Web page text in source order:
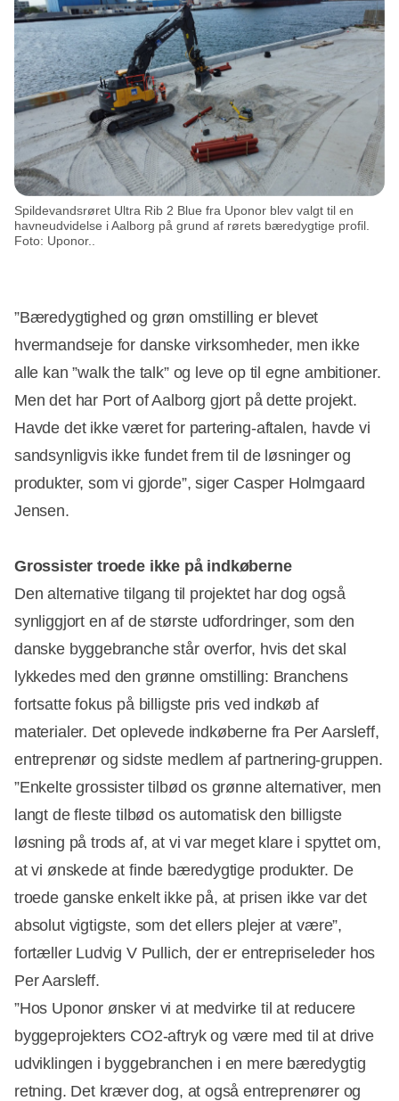
Spildevandsrøret Ultra Rib 2 Blue fra Uponor blev valgt til en
havneudvidelse i Aalborg på grund af rørets bæredygtige profil.
Foto: Uponor..
”Bæredygtighed og grøn omstilling er blevet
hvermandseje for danske virksomheder, men ikke
alle kan ”walk the talk” og leve op til egne ambitioner.
Men det har Port of Aalborg gjort på dette projekt.
Havde det ikke været for partering-aftalen, havde vi
sandsynligvis ikke fundet frem til de løsninger og
produkter, som vi gjorde”, siger Casper Holmgaard
Jensen.
Grossister troede ikke på indkøberne
Den alternative tilgang til projektet har dog også
synliggjort en af de største udfordringer, som den
danske byggebranche står overfor, hvis det skal
lykkedes med den grønne omstilling: Branchens
fortsatte fokus på billigste pris ved indkøb af
materialer. Det oplevede indkøberne fra Per Aarsleff,
entreprenør og sidste medlem af partnering-gruppen.
”Enkelte grossister tilbød os grønne alternativer, men
langt de fleste tilbød os automatisk den billigste
løsning på trods af, at vi var meget klare i spyttet om,
at vi ønskede at finde bæredygtige produkter. De
troede ganske enkelt ikke på, at prisen ikke var det
absolut vigtigste, som det ellers plejer at være”,
fortæller Ludvig V Pullich, der er entrepriseleder hos
Per Aarsleff.
”Hos Uponor ønsker vi at medvirke til at reducere
byggeprojekters CO2-aftryk og være med til at drive
udviklingen i byggebranchen i en mere bæredygtig
retning. Det kræver dog, at også entreprenører og